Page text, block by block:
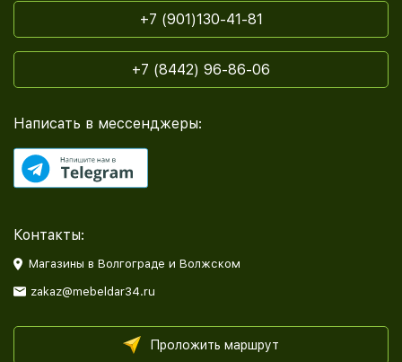
+7 (901)130-41-81
+7 (8442) 96-86-06
Написать в мессенджеры:
Контакты:
Магазины в Волгограде и Волжском
zakaz@mebeldar34.ru
Проложить маршрут